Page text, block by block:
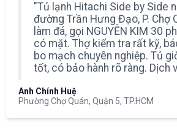
"Tủ lạnh Hitachi Side by Side
đường Trần Hưng Đạo, P. Chợ
làm đá, gọi NGUYỄN KIM 30
có mặt. Thợ kiểm tra rất kỹ,
bo mạch chuyên nghiệp. Tủ
tốt, có bảo hành rõ ràng. Dịch
Anh Chính Huệ
Phường Chợ Quán, Quận 5, TP.HCM